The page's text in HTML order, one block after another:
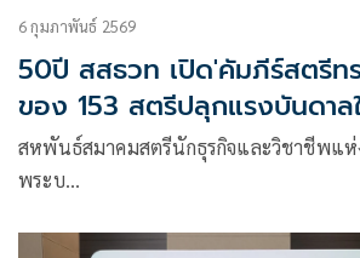
6 กุมภาพันธ์ 2569
50ปี สสธวท เปิด'คัมภีร์สตรี
ของ 153 สตรีปลุกแรงบันดาล
สหพันธ์สมาคมสตรีนักธุรกิจและวิชาชีพแห่
พระบ…